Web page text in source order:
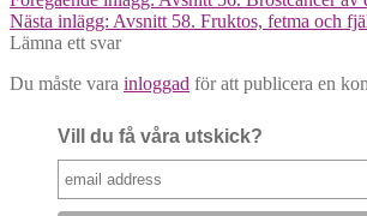
Nästa inlägg: Avsnitt 58. Fruktos, fetma och
Lämna ett svar
Du måste vara inloggad för att publicera en
Vill du få våra utskick?